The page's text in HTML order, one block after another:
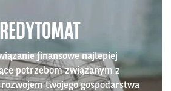
finansowe najlepiej
potrzebom związanym z
twojego gospodarstwa